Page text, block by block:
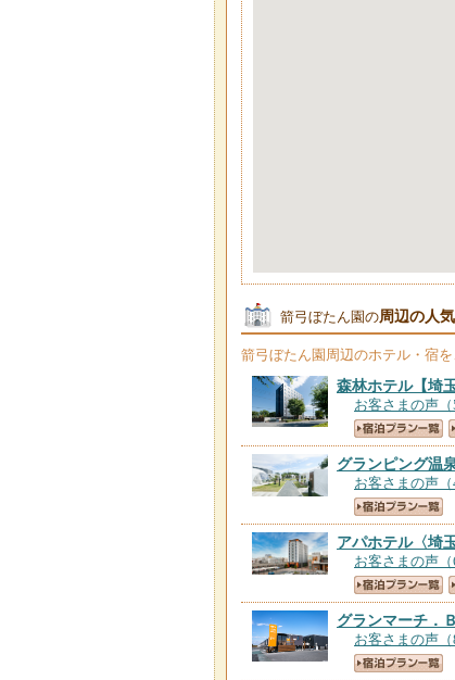
箭弓ぼたん園の周辺の人
箭弓ぼたん園 周辺のホテル・宿
森林ホテル【埼
お客さまの声（
グランピング
お客さまの声（
アパホテル〈埼
お客さまの声（
グランマーチ．
お客さまの声（